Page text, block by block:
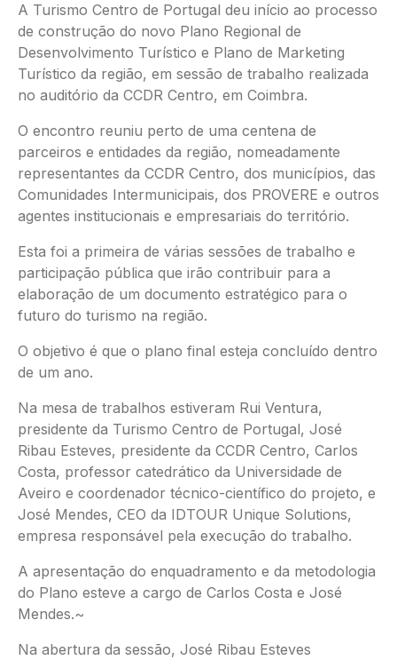
A Turismo Centro de Portugal deu início ao processo
de construção do novo Plano Regional de
Desenvolvimento Turístico e Plano de Marketing
Turístico da região, em sessão de trabalho realizada
no auditório da CCDR Centro, em Coimbra.
O encontro reuniu perto de uma centena de
parceiros e entidades da região, nomeadamente
representantes da CCDR Centro, dos municípios, das
Comunidades Intermunicipais, dos PROVERE e outros
agentes institucionais e empresariais do território.
Esta foi a primeira de várias sessões de trabalho e
participação pública que irão contribuir para a
elaboração de um documento estratégico para o
futuro do turismo na região.
O objetivo é que o plano final esteja concluído dentro
de um ano.
Na mesa de trabalhos estiveram Rui Ventura,
presidente da Turismo Centro de Portugal, José
Ribau Esteves, presidente da CCDR Centro, Carlos
Costa, professor catedrático da Universidade de
Aveiro e coordenador técnico-científico do projeto, e
José Mendes, CEO da IDTOUR Unique Solutions,
empresa responsável pela execução do trabalho.
A apresentação do enquadramento e da metodologia
do Plano esteve a cargo de Carlos Costa e José
Mendes.~
Na abertura da sessão, José Ribau Esteves